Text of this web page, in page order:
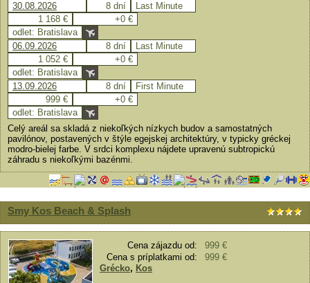
30.08.2026
8 dní
Last Minute
1 168 €
+0 €
odlet: Bratislava
06.09.2026
8 dní
Last Minute
1 052 €
+0 €
odlet: Bratislava
13.09.2026
8 dní
First Minute
999 €
+0 €
odlet: Bratislava
Celý areál sa skladá z niekoľkých nízkych budov a samostatných
pavilónov, postavených v štýle egejskej architektúry, v typicky gréckej
modro-bielej farbe. V srdci komplexu nájdete upravenú subtropickú
záhradu s niekoľkými bazénmi.
Smy Kos Beach & Splash
Cena zájazdu od:
999 €
Cena s príplatkami od:
999 €
Grécko, Kos